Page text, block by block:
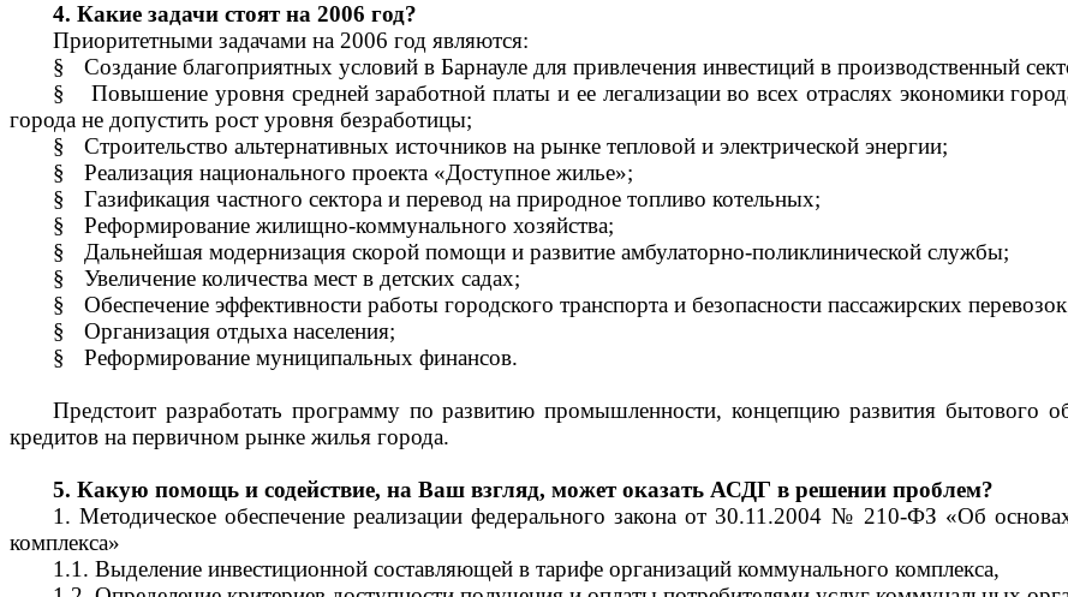
4. Какие задачи стоят на 2006 год?
Приоритетными задачами на 2006 год являются:
§
Создание благоприятных условий в Барнауле для привлечения инвестиций в производственный
§
Повышение уровня средней заработной платы и ее легализации во всех отраслях экономики
города не допустить рост уровня безработицы;
§
Строительство альтернативных источников на рынке тепловой и электрической энергии;
§
Реализация национального проекта «Доступное жилье»;
§
Газификация частного сектора и перевод на природное топливо котельных;
§
Реформирование жилищно-коммунального хозяйства;
§
Дальнейшая модернизация скорой помощи и развитие амбулаторно-поликлинической службы;
§
Увеличение количества мест в детских садах;
§
Обеспечение эффективности работы городского транспорта и безопасности пассажирских
§
Организация отдыха населения;
§
Реформирование муниципальных финансов.
Предстоит разработать программу по развитию промышленности, концепцию развития бытового
кредитов на первичном рынке жилья города.
5. Какую помощь и содействие, на Ваш взгляд, может оказать АСДГ в решении проблем?
1. Методическое обеспечение реализации федерального закона от 30.11.2004 № 210-ФЗ «Об
комплекса»
1.1. Выделение инвестиционной составляющей в тарифе организаций коммунального комплекса,